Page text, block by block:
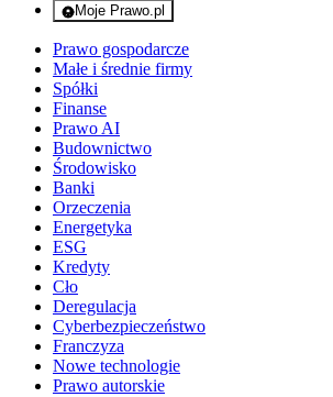
Moje Prawo.pl
- rejestracja i logowanie do serwisu
Prawo gospodarcze
Małe i średnie firmy
Spółki
Finanse
Prawo AI
Budownictwo
Środowisko
Banki
Orzeczenia
Energetyka
ESG
Kredyty
Cło
Deregulacja
Cyberbezpieczeństwo
Franczyza
Nowe technologie
Prawo autorskie